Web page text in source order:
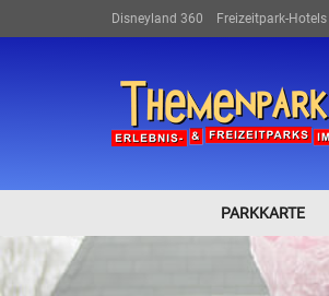
Disneyland 360 Freizeitpark-Hotels
PARKKARTE